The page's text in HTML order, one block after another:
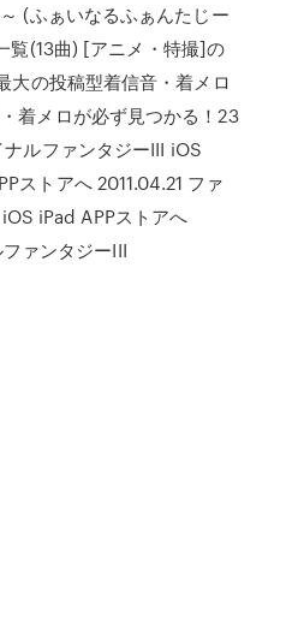
(ふぁいなるふぁんたじー
覧(13曲) [アニメ・特撮]の
大の投稿型着信音・着メロ
着メロが必ず見つかる！23
ルファンタジーIII iOS
ストアへ 2011.04.21 ファ
iPad APPストアへ
ァンタジーIII